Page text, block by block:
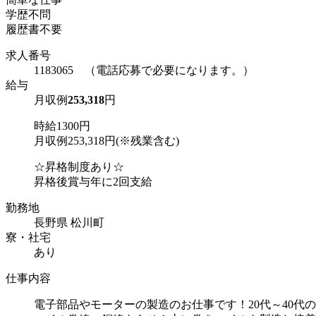
学歴不問
履歴書不要
求人番号
1183065 （電話応募で必要になります。）
給与
月収例253,318円
時給1300円
月収例253,318円(※残業含む)
☆昇格制度あり☆
昇格後賞与年に2回支給
勤務地
長野県 松川町
寮・社宅
あり
仕事内容
電子部品やモーターの製造のお仕事です！20代～40代